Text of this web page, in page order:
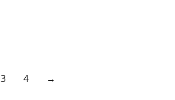
3 4 →